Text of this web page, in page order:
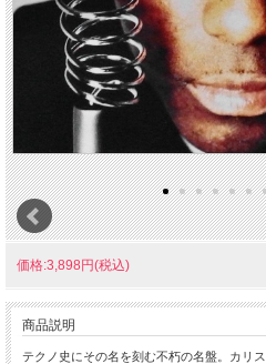
価格:3,898円(税込)
商品説明
テクノ史にその名を刻む不朽の名盤。カリ